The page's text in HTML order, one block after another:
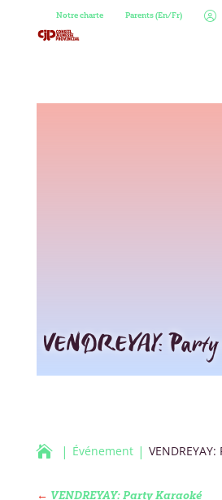
Notre charte Parents (En/Fr)
VENDREYAY:
 Événement
← VENDREYAY: Party Karaoké